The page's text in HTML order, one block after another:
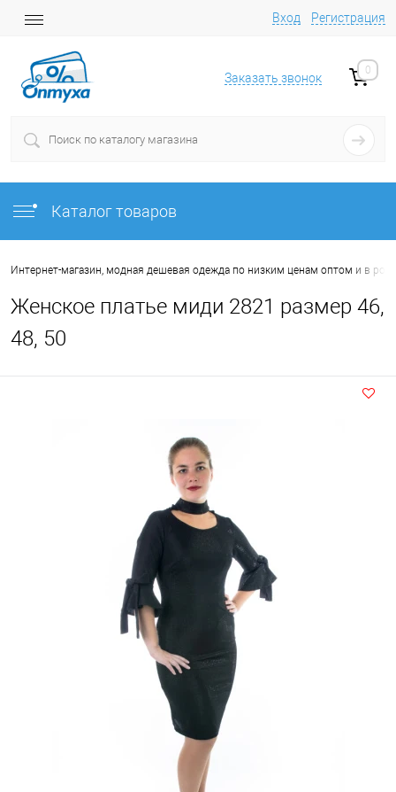
Вход Регистрация
Заказать звонок
0
Каталог товаров
Интернет-магазин, модная дешевая одежда по низким ценам оптом и в
Женское платье миди 2821 размер 46,
48, 50